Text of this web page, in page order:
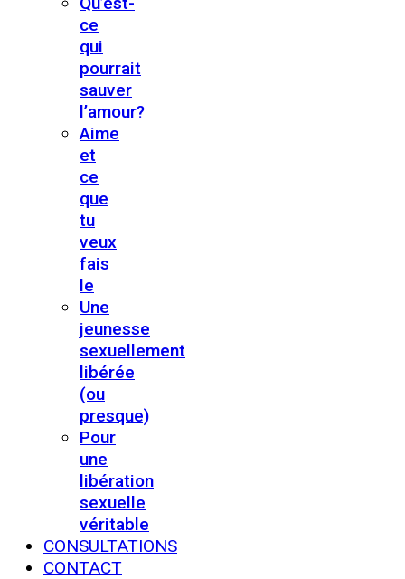
ce
qui
pourrait
sauver
l’amour?
Aime
et
ce
que
tu
veux
fais
le
Une
jeunesse
sexuellement
libérée
(ou
presque)
Pour
une
libération
sexuelle
véritable
CONSULTATIONS
CONTACT